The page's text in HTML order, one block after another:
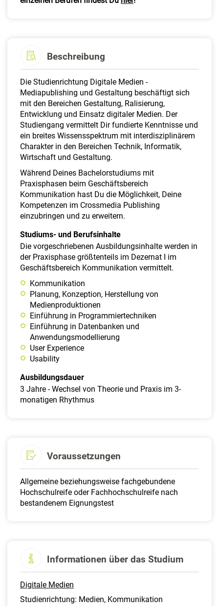
Beschreibung
Die Studienrichtung Digitale Medien -
Mediapublishing und Gestaltung beschäftigt sich
mit den Bereichen Gestaltung, Ralisierung,
Entwicklung und Einsatz digitaler Medien. Der
Studiengang vermittelt Dir fundierte Kenntnisse und
ein breites Wissensspektrum mit interdisziplinärem
Charakter in den Bereichen Technik, Informatik,
Wirtschaft und Gestaltung.
Während Deines Bachelorstudiums mit
Praxisphasen beim Geschäftsbereich
Kommunikation hast Du die Möglichkeit, Deine
Kompetenzen im Crossmedia Publishing
einzubringen und zu erweitern.
Studiums- und Berufsinhalte
Die vorgeschriebenen Ausbildungsinhalte werden in
der Praxisphase größtenteils im Dezernat I im
Geschäftsbereich Kommunikation vermittelt.
Kommunikation
Planung, Konzeption, Herstellung von
Medienproduktionen
Einführung in Programmiertechniken
Einführung in Datenbanken und
Anwendungsmodellierung
User Experience
Usability
Ausbildungsdauer
3 Jahre - Wechsel von Theorie und Praxis im 3-
monatigen Rhythmus
Voraussetzungen
Allgemeine beziehungsweise fachgebundene
Hochschulreife oder Fachhochschulreife nach
bestandenem Eignungstest
Informationen über das Studium
Digitale Medien
Studienrichtung: Medien, Kommunikation